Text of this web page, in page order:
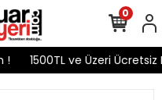
1500TL ve Üzeri Ücretsiz
0